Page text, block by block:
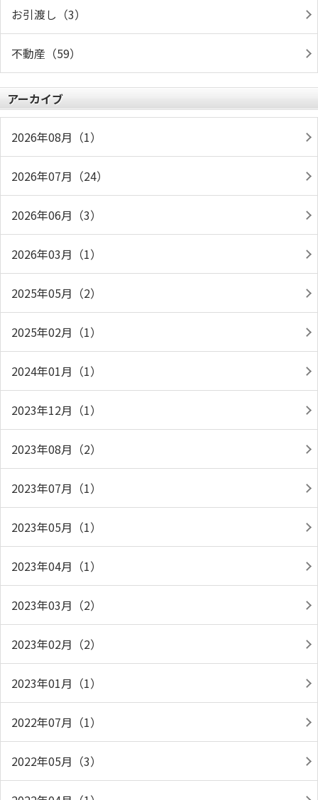
お引渡し（3）
不動産（59）
アーカイブ
2026年08月（1）
2026年07月（24）
2026年06月（3）
2026年03月（1）
2025年05月（2）
2025年02月（1）
2024年01月（1）
2023年12月（1）
2023年08月（2）
2023年07月（1）
2023年05月（1）
2023年04月（1）
2023年03月（2）
2023年02月（2）
2023年01月（1）
2022年07月（1）
2022年05月（3）